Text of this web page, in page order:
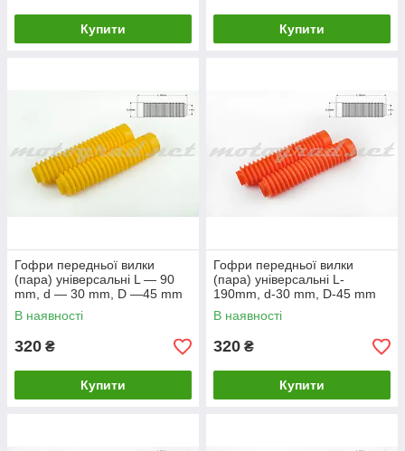
Купити Купити
Гофри передньої вилки
(пара) універсальні L — 90
mm, d — 30 mm, D —45 mm
(жовті) MZK
В наявності
320 ₴
Купити
Гофри передньої вилки
(пара) універсальні L-
190mm, d-30 mm, D-45 mm
(жовтогарячі) MZK
В наявності
320 ₴
Купити